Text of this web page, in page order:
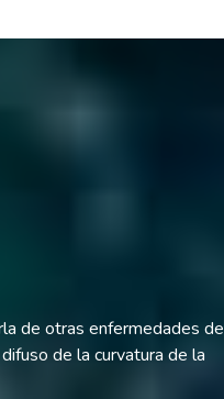
de otras enfermedades de
de la curvatura de la